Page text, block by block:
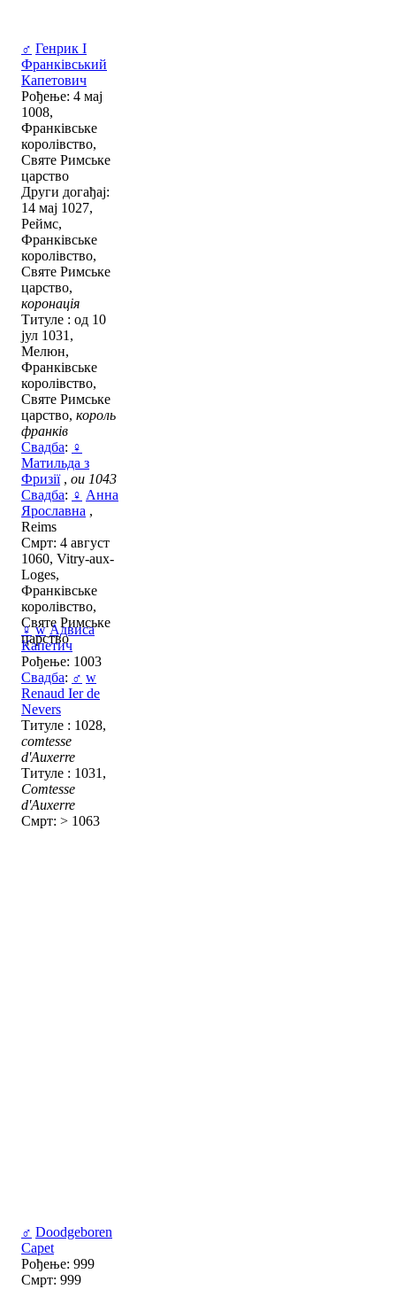
♂ Генрик I
Франківський
Капетович
Рођење: 4 мај
1008,
Франківське
королівство,
Святе Римське
царство
Други догађај:
14 мај 1027,
Реймс,
Франківське
королівство,
Святе Римське
царство,
коронація
Титуле : од 10
јул 1031,
Мелюн,
Франківське
королівство,
Святе Римське
царство, король
франків
Свадба: ♀
Матильда з
Фризії, ou 1043
Свадба: ♀ Анна
Ярославна ,
Reims
Смрт: 4 август
1060, Vitry-aux-
Loges,
Франківське
королівство,
Святе Римське
царство
♀ w Адвиса
Капетич
Рођење: 1003
Свадба: ♂ w
Renaud Ier de
Nevers
Титуле : 1028,
comtesse
d'Auxerre
Титуле : 1031,
Comtesse
d'Auxerre
Смрт: > 1063
♂ Doodgeboren
Capet
Рођење: 999
Смрт: 999